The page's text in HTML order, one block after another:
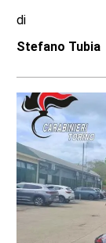
di
Stefano Tubia